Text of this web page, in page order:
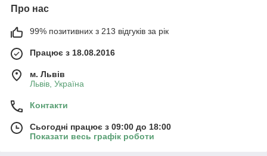
Про нас
99% позитивних з 213 відгуків за рік
Працює з 18.08.2016
м. Львів
Львів, Україна
Контакти
Сьогодні працює з 09:00 до 18:00
Показати весь графік роботи